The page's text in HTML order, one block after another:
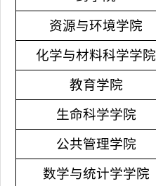
资源与环境学院
化学与材料科学学院
教育学院
生命科学学院
公共管理学院
数学与统计学学院